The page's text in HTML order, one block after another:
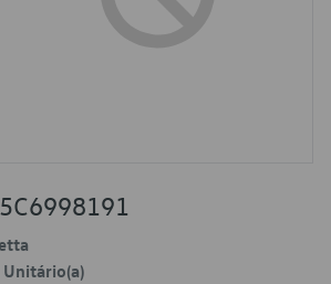
Unitário(a)